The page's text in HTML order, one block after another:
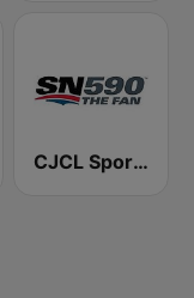
CJCL Sportsnet 590 The Fan